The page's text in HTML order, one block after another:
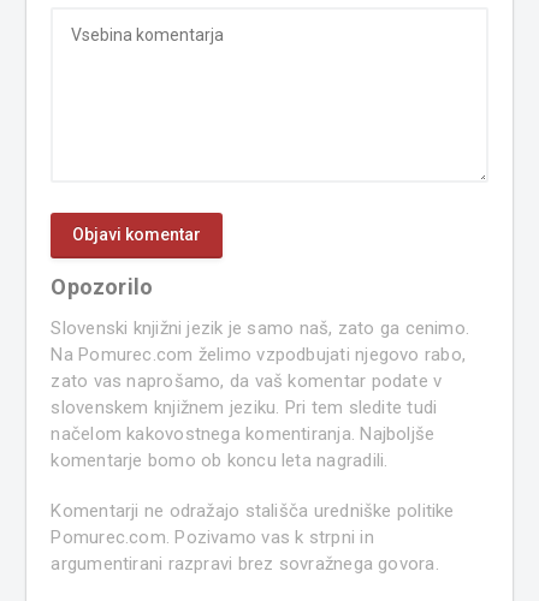
Opozorilo
Slovenski knjižni jezik je samo naš, zato ga cenimo.
Na Pomurec.com želimo vzpodbujati njegovo rabo,
zato vas naprošamo, da vaš komentar podate v
slovenskem knjižnem jeziku. Pri tem sledite tudi
načelom kakovostnega komentiranja. Najboljše
komentarje bomo ob koncu leta nagradili.
Komentarji ne odražajo stališča uredniške politike
Pomurec.com. Pozivamo vas k strpni in
argumentirani razpravi brez sovražnega govora.